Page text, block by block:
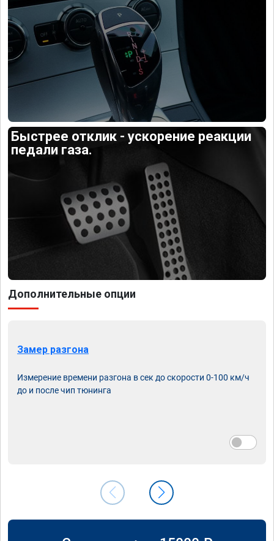
Быстрее отклик - ускорение реакции
педали газа.
Дополнительные опции
Замер разгона
Измерение времени разгона в сек до скорости 0-100 км/ч
до и после чип тюнинга